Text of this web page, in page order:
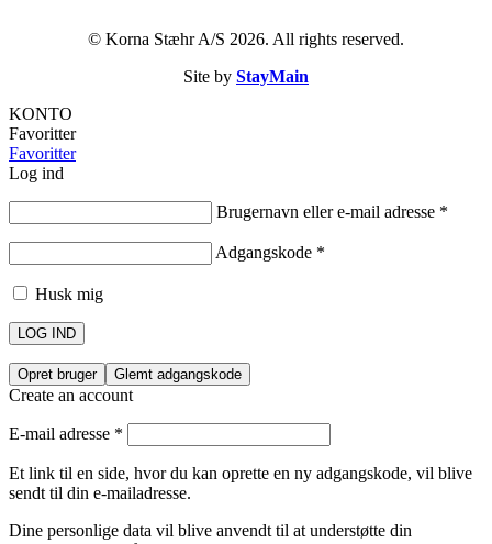
© Korna Stæhr A/S 2026. All rights reserved.
Site by StayMain
KONTO
Favoritter
Favoritter
Log ind
Brugernavn eller e-mail adresse *
Adgangskode *
Husk mig
LOG IND
Opret bruger Glemt adgangskode
Create an account
E-mail adresse *
Et link til en side, hvor du kan oprette en ny adgangskode, vil blive
sendt til din e-mailadresse.
Dine personlige data vil blive anvendt til at understøtte din